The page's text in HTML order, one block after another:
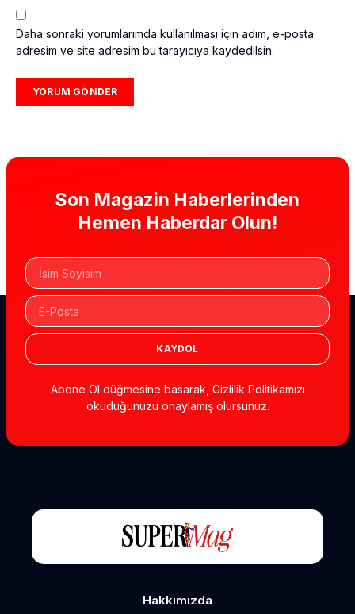
Daha sonraki yorumlarımda kullanılması için adım, e-posta
adresim ve site adresim bu tarayıcıya kaydedilsin.
Son Magazin Haberlerinden
Hemen Haberdar Olun!
KAYDOL
Abone Ol düğmesine basarak, Gizlilik Politikamızı
okuduğunuzu onaylamış olursunuz.
Hakkımızda